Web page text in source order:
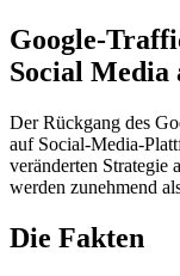
Google-
Social Media
Der Rückgang des
auf Social-Media-
veränderten Strategie
werden zunehmend
Die Fakten